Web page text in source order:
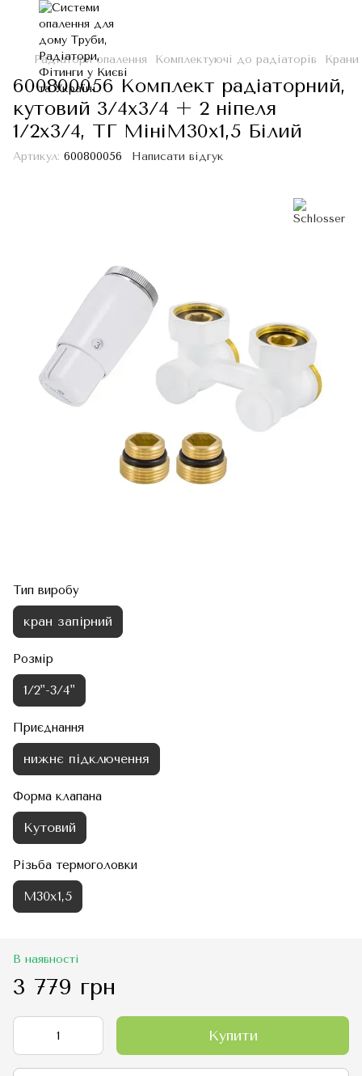
Радіатори опалення Комплектуючі до радіаторів
600800056 Комплект радіаторний,
кутовий 3/4x3/4 + 2 ніпеля
1/2х3/4, ТГ МініM30x1,5 Білий
Артикул: 600800056 Написати відгук
Тип виробу
кран запірний
Розмір
1/2"-3/4"
Приєднання
нижнє підключення
Форма клапана
Кутовий
Різьба термоголовки
М30х1,5
В наявності
3 779 грн
Купити